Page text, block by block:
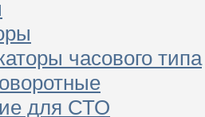
часового типа
для СТО